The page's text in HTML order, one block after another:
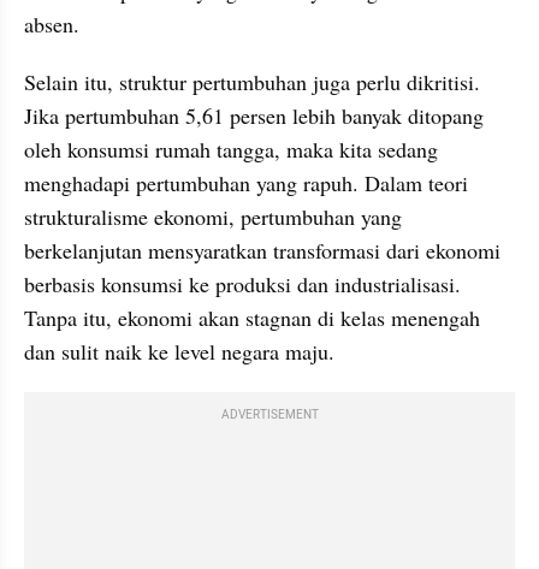
absen.
Selain itu, struktur pertumbuhan juga perlu dikritisi.
Jika pertumbuhan 5,61 persen lebih banyak ditopang
oleh konsumsi rumah tangga, maka kita sedang
menghadapi pertumbuhan yang rapuh. Dalam teori
strukturalisme ekonomi, pertumbuhan yang
berkelanjutan mensyaratkan transformasi dari ekonomi
berbasis konsumsi ke produksi dan industrialisasi.
Tanpa itu, ekonomi akan stagnan di kelas menengah
dan sulit naik ke level negara maju.
ADVERTISEMENT